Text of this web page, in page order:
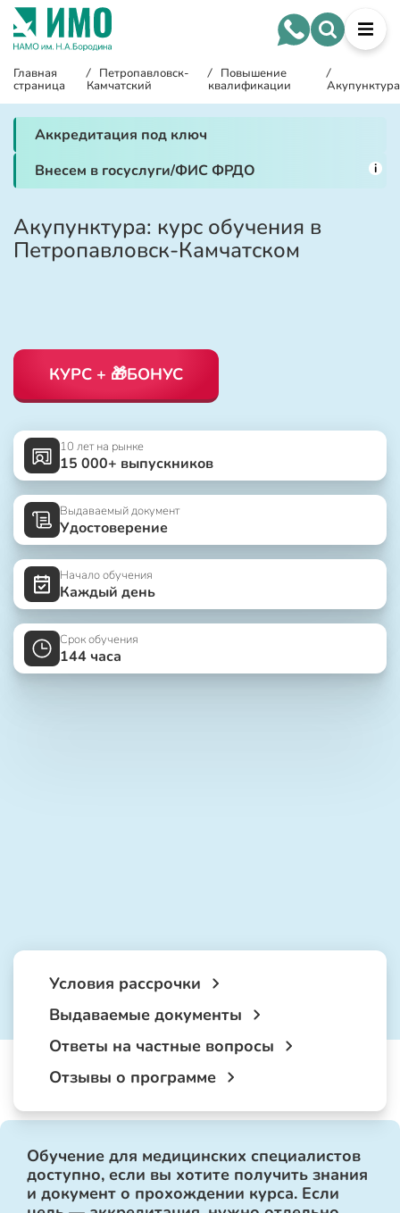
Главная
страница
/ Петропавловск-
Камчатский
/ Повышение
квалификации
/
Акупунктура
Аккредитация под ключ
Внесем в госуслуги/ФИС ФРДО
i
Акупунктура: курс обучения в
Петропавловск-Камчатском
КУРС + 🎁БОНУС
10 лет на рынке
15 000+ выпускников
Выдаваемый документ
Удостоверение
Начало обучения
Каждый день
Срок обучения
144 часа
Условия рассрочки
Выдаваемые документы
Ответы на частные вопросы
Отзывы о программе
Обучение для медицинских специалистов
доступно, если вы хотите получить знания
и документ о прохождении курса. Если